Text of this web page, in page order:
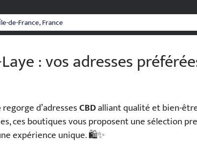
: vos adresses
regorge d’adressesCBDalliant qualité et bien-
ces boutiques vous proposent une sélection
expérience unique. 🛍️✨